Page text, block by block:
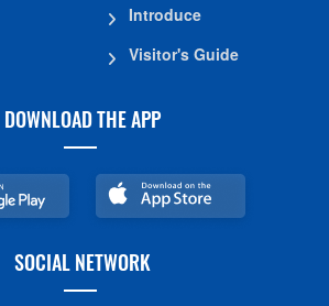
Introduce
Visitor's Guide
DOWNLOAD THE APP
SOCIAL NETWORK